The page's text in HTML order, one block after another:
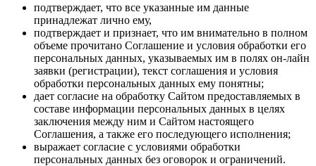
подтверждает, что все указанные им данные
принадлежат лично ему,
подтверждает и признает, что им внимательно в полном
объеме прочитано Соглашение и условия обработки его
персональных данных, указываемых им в полях он-лайн
заявки (регистрации), текст соглашения и условия
обработки персональных данных ему понятны;
дает согласие на обработку Сайтом предоставляемых в
составе информации персональных данных в целях
заключения между ним и Сайтом настоящего
Соглашения, а также его последующего исполнения;
выражает согласие с условиями обработки
персональных данных без оговорок и ограничений.